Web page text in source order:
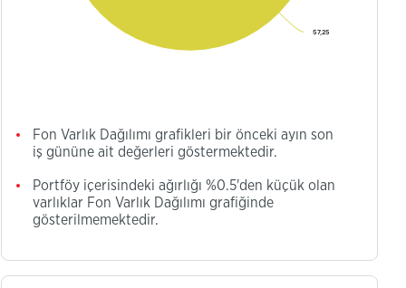
57,25
57,25
Fon Varlık Dağılımı grafikleri bir önceki ayın son
iş gününe ait değerleri göstermektedir.
Portföy içerisindeki ağırlığı %0.5'den küçük olan
varlıklar Fon Varlık Dağılımı grafiğinde
gösterilmemektedir.